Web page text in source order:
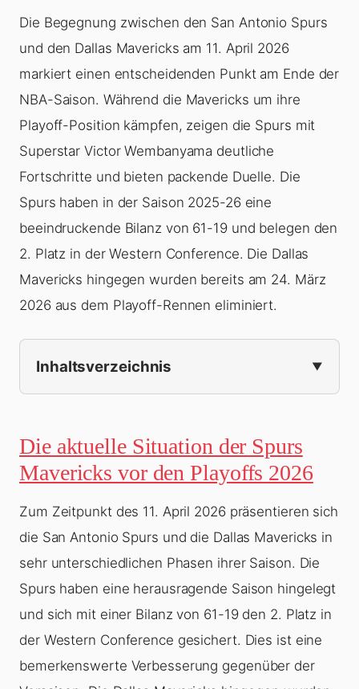
Die Begegnung zwischen den San Antonio Spurs
und den Dallas Mavericks am 11. April 2026
markiert einen entscheidenden Punkt am Ende der
NBA-Saison. Während die Mavericks um ihre
Playoff-Position kämpfen, zeigen die Spurs mit
Superstar Victor Wembanyama deutliche
Fortschritte und bieten packende Duelle. Die
Spurs haben in der Saison 2025-26 eine
beeindruckende Bilanz von 61-19 und belegen den
2. Platz in der Western Conference. Die Dallas
Mavericks hingegen wurden bereits am 24. März
2026 aus dem Playoff-Rennen eliminiert.
Inhaltsverzeichnis
Die aktuelle Situation der Spurs
Mavericks vor den Playoffs 2026
Zum Zeitpunkt des 11. April 2026 präsentieren sich
die San Antonio Spurs und die Dallas Mavericks in
sehr unterschiedlichen Phasen ihrer Saison. Die
Spurs haben eine herausragende Saison hingelegt
und sich mit einer Bilanz von 61-19 den 2. Platz in
der Western Conference gesichert. Dies ist eine
bemerkenswerte Verbesserung gegenüber der